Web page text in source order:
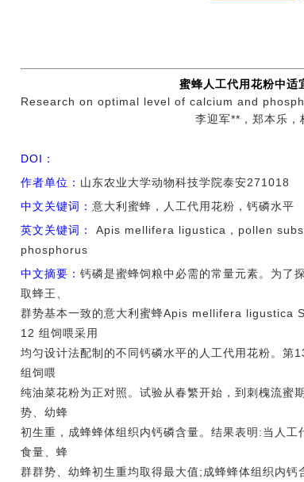
蜜蜂人工代用花粉中适
Research on optimal level of calcium and
李迎军**，郑本乐
DOI：
作者单位： 山东农业大学动物科技学院泰安271018
中文关键词： 意大利蜜蜂，人工代用花粉，钙磷水平
英文关键词：
Apis mellifera ligustica，pollen
phosphorus
中文摘要： 钙磷是蜜蜂饲粮中必需的常量元素。为了
取蜂王、
群势基本一致的意大利蜜蜂Apis mellifera ligustica
12 组饲喂采用
均匀设计法配制的不同钙磷水平的人工代用花粉。第
组饲喂
纯油菜花粉为正对照。试验从春繁开始，到刺槐流蜜
势、幼蜂
初生重，成蜂蜂体组织内钙磷含量。结果表明:当人
食量、蜂
群群势、幼蜂初生重均取得最大值;成蜂蜂体组织内